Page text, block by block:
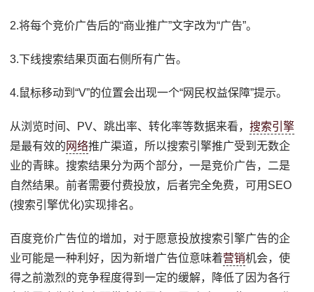
2.将每个竞价广告后的“商业推广”文字改为“广告”。
3.下线搜索结果页面右侧所有广告。
4.鼠标移动到“V”的位置会出现一个“网民权益保障”提示。
从浏览时间、PV、跳出率、转化率等数据来看，搜索引擎
是最有效的 网络推广渠道，所以搜索引擎推广受到无数企
业的青睐。搜索结果分为两个部分，一是竞价广告，二是
自然结果。前者需要付费投放，后者完全免费，可用SEO
(搜索引擎优化)实现排名。
百度竞价广告位的增加，对于愿意投放搜索引擎广告的企
业可能是一种利好，因为新增广告位意味着营销机会，使
得之前激烈的竞争程度得到一定的缓解，降低了因为各行